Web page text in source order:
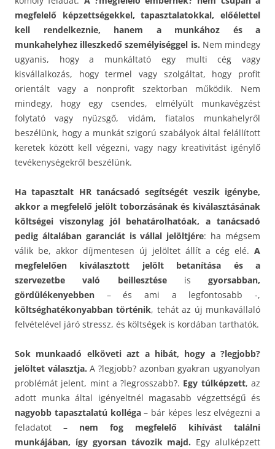
megfelelő képzettségekkel, tapasztalatokkal, előélettel
kell rendelkeznie, hanem a munkához és a
munkahelyhez illeszkedő személyiséggel is. Nem mindegy
ugyanis, hogy a munkáltató egy multi cég vagy
kisvállalkozás, hogy termel vagy szolgáltat, hogy profit
orientált vagy a nonprofit szektorban működik. Nem
mindegy, hogy egy csendes, elmélyült munkavégzést
folytató vagy nyüzsgő, vidám, fiatalos munkahelyről
beszélünk, hogy a munkát szigorú szabályok által felállított
keretek között kell végezni, vagy nagy kreativitást igénylő
tevékenységekről beszélünk.
Ha tapasztalt HR tanácsadó segítségét veszik igénybe,
akkor a megfelelő jelölt toborzásának és kiválasztásának
költségei viszonylag jól behatárolhatóak, a tanácsadó
pedig általában garanciát is vállal jelöltjére: ha mégsem
válik be, akkor díjmentesen új jelöltet állít a cég elé. A
megfelelően kiválasztott jelölt betanítása és a
szervezetbe való beillesztése is gyorsabban,
gördülékenyebben – és ami a legfontosabb -,
költséghatékonyabban történik, tehát az új munkavállaló
felvételével járó stressz, és költségek is kordában tarthatók.
Sok munkaadó elköveti azt a hibát, hogy a ?legjobb?
jelöltet választja. A ?legjobb? azonban gyakran ugyanolyan
problémát jelent, mint a ?legrosszabb?. Egy túlképzett, az
adott munka által igényeltnél magasabb végzettségű és
nagyobb tapasztalatú kolléga– bár képes lesz elvégezni a
feladatot – nem fog megfelelő kihívást találni
munkájában, így gyorsan távozik majd. Egy alulképzett